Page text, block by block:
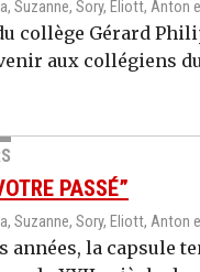
Suzanne, Sory, Eliott, Anton
collège Gérard
aux collégiens
PASSÉ”
Suzanne, Sory, Eliott, Anton
années, la capsule